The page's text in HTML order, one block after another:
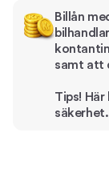
Billån
samt att
Tips! Här
säkerhet.